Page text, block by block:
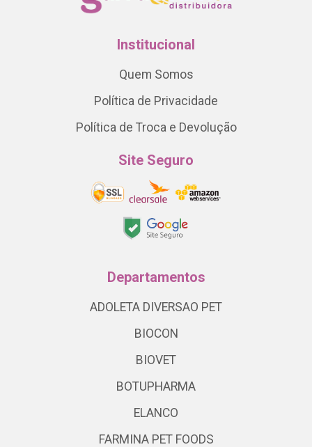
Institucional
Quem Somos
Política de Privacidade
Política de Troca e Devolução
Site Seguro
Departamentos
ADOLETA DIVERSAO PET
BIOCON
BIOVET
BOTUPHARMA
ELANCO
FARMINA PET FOODS